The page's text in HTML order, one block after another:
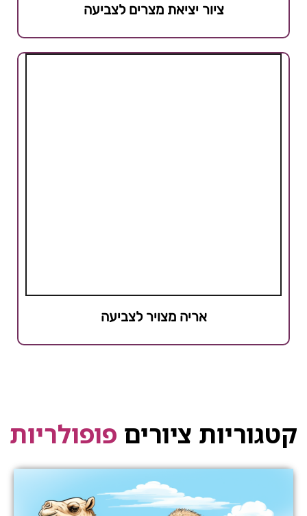
ציור יציאת מצרים לצביעה
אריה מצויר לצביעה
קטגוריות ציורים פופולריות